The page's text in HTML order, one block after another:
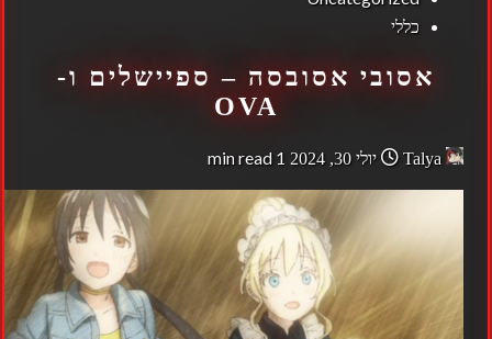
כללי
אסובי אסובסה – ספיישלים ו-
OVA
יולי 30, 2024 1 min read